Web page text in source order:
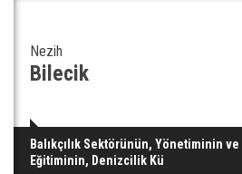
Nezih
Bilecik
Balıkçılık Sektörünün, Yönetiminin
Eğitiminin, Denizcilik Kü